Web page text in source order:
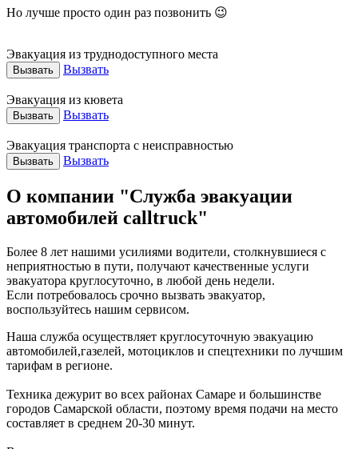
Но лучше просто один раз позвонить 😉
Эвакуация из труднодоступного места
Вызвать Вызвать
Эвакуация из кювета
Вызвать Вызвать
Эвакуация транспорта с неисправностью
Вызвать Вызвать
О компании "Служба эвакуации
автомобилей calltruck"
Более 8 лет нашими усилиями водители, столкнувшиеся с
неприятностью в пути, получают качественные услуги
эвакуатора круглосуточно, в любой день недели.
Если потребовалось срочно вызвать эвакуатор,
воспользуйтесь нашим сервисом.
Наша служба осуществляет круглосуточную эвакуацию
автомобилей,газелей, мотоциклов и спецтехники по лучшим
тарифам в регионе.
Техника дежурит во всех районах Самаре и большинстве
городов Самарской области, поэтому время подачи на место
составляет в среднем 20-30 минут.